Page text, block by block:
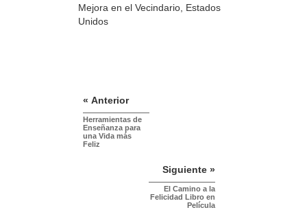
Mejora en el Vecindario, Estados
Unidos
« Anterior
Herramientas de
Enseñanza para
una Vida más
Feliz
Siguiente »
El Camino a la
Felicidad Libro en
Película